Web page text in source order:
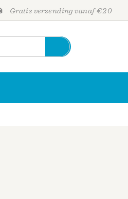
Gratis verzending vanaf €20
Personen